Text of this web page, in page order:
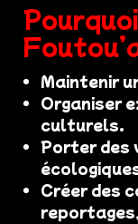
Maintenir
Organiser
culturels.
Porter des
Créer des